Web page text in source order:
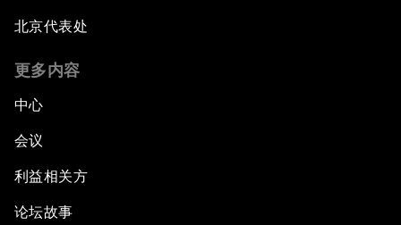
北京代表处
更多内容
中心
会议
利益相关方
论坛故事